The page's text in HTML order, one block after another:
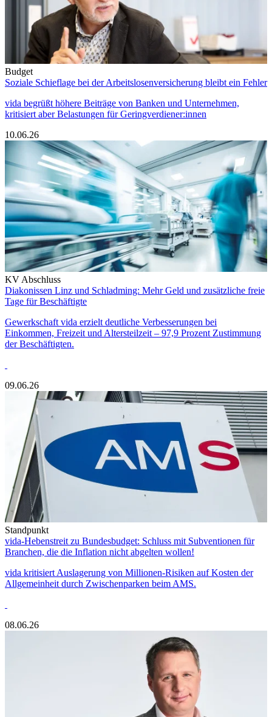
Budget
Soziale Schieflage bei der Arbeitslosenversicherung bleibt ein Fehler
vida begrüßt höhere Beiträge von Banken und Unternehmen,
kritisiert aber Belastungen für Geringverdiener:innen
10.06.26
KV Abschluss
Diakonissen Linz und Schladming: Mehr Geld und zusätzliche freie
Tage für Beschäftigte
Gewerkschaft vida erzielt deutliche Verbesserungen bei
Einkommen, Freizeit und Altersteilzeit – 97,9 Prozent Zustimmung
der Beschäftigten.
09.06.26
Standpunkt
vida-Hebenstreit zu Bundesbudget: Schluss mit Subventionen für
Branchen, die die Inflation nicht abgelten wollen!
vida kritisiert Auslagerung von Millionen-Risiken auf Kosten der
Allgemeinheit durch Zwischenparken beim AMS.
08.06.26